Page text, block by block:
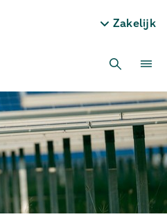
Zakelijk